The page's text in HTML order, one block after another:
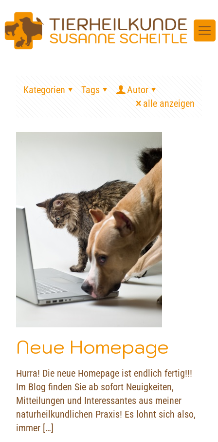
Kategorien Tags
Autor
alle anzeigen
Neue Homepage
Hurra! Die neue Homepage ist endlich fertig!!!
Im Blog finden Sie ab sofort Neuigkeiten,
Mitteilungen und Interessantes aus meiner
naturheilkundlichen Praxis! Es lohnt sich also,
immer […]